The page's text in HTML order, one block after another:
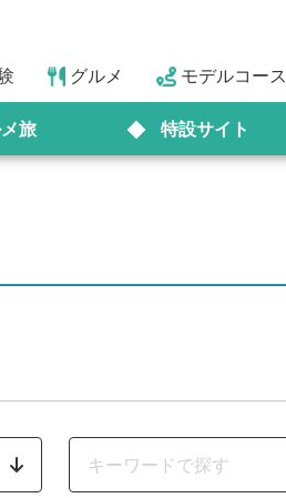
グルメ モデルコース
旅 特設サイト